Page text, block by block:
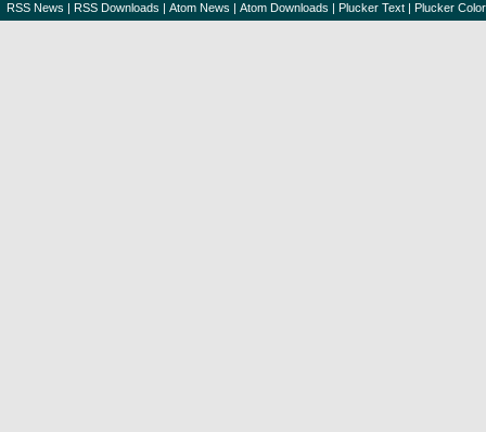
RSS News | RSS Downloads | Atom News | Atom Downloads | Plucker Text | Plucker Color